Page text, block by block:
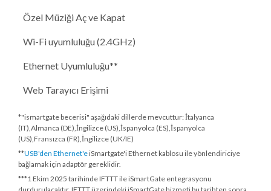
Özel Müziği Aç ve Kapat
Wi-Fi uyumluluğu (2.4GHz)
Ethernet Uyumluluğu**
Web Tarayıcı Erişimi
*"ismartgate becerisi" aşağıdaki dillerde mevcuttur: İtalyanca
(IT),Almanca (DE),İngilizce (US),İspanyolca (ES),İspanyolca
(US),Fransızca (FR),İngilizce (UK/IE)
**USB'den Ethernet'eiSmartgate'i Ethernet kablosu ile yönlendiriciye
bağlamak için adaptör gereklidir.
***1 Ekim 2025 tarihindeIFTTT ile iSmartGate entegrasyonu